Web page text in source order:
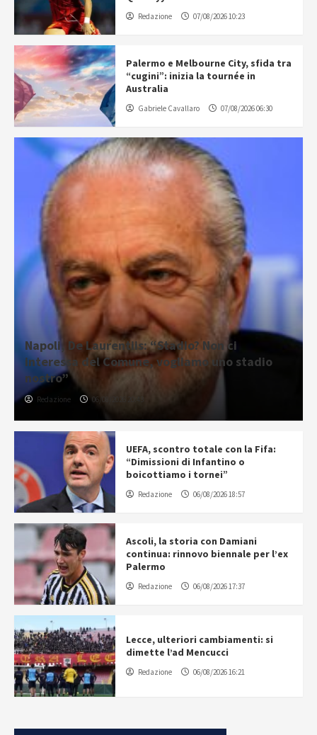
Redazione 07/08/2026 10:23
Palermo e Melbourne City, sfida tra
“cugini”: inizia la tournée in
Australia
Gabriele Cavallaro 07/08/2026 06:30
Napoli, De Laurentiis: “Stadio? Non ci
interessa del Comune, vogliamo uno stadio
nostro”
Redazione 06/08/2026 20:43
UEFA, scontro totale con la Fifa:
“Dimissioni di Infantino o
boicottiamo i tornei”
Redazione 06/08/2026 18:57
Ascoli, la storia con Damiani
continua: rinnovo biennale per l’ex
Palermo
Redazione 06/08/2026 17:37
Lecce, ulteriori cambiamenti: si
dimette l’ad Mencucci
Redazione 06/08/2026 16:21